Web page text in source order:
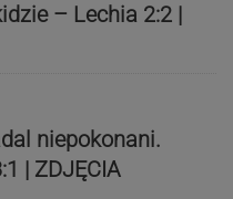
– Lechia 2:2 |
niepokonani.
| ZDJĘCIA